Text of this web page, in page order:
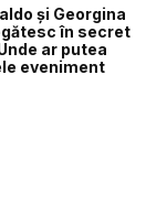
și Georgina
în secret
ar putea
eveniment